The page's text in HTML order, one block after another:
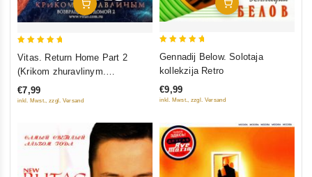
In Den Warenkorb
Vitas. Return Home Part 2
(Krikom zhuravlinym.
Vozvraschenie domoj 2)
€7,99
inkl. Mwst., zzgl. Versand
In Den Warenkorb
out of 5
Gennadij Below. Solotaja
kollekzija Retro
€9,99
inkl. Mwst., zzgl. Versand